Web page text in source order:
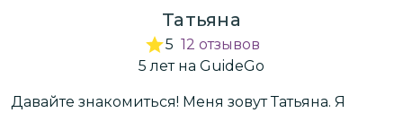
Татьяна
5 12 отзывов
5 летна GuideGo
Давайте знакомиться! Меня зовут Татьяна. Я